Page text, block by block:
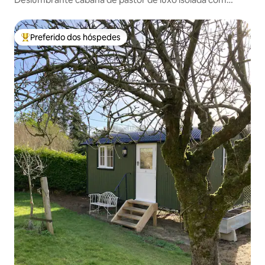
Entre os melhores preferidos dos hóspedes
Preferido dos hóspedes